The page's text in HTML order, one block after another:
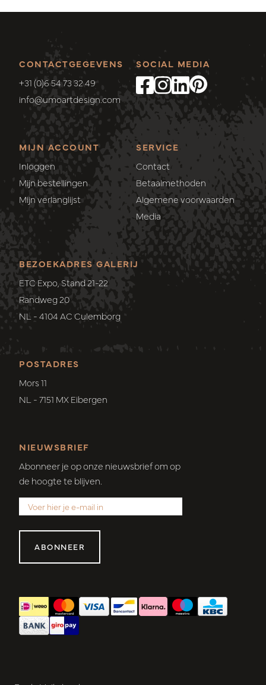
CONTACTGEGEVENS
+31 (0)6 54 73 32 49
info@umoartdesign.com
MIJN ACCOUNT
Inloggen
Mijn bestellingen
Mijn verlanglijst
SERVICE
Contact
Betaalmethoden
Algemene voorwaarden
Media
SOCIAL MEDIA
POSTADRES
Mors 11
NL - 7151 MX Eibergen
BEZOEKADRES GALERIJ
ETC Expo, Stand 21-22
Randweg 20
NL - 4104 AC Culemborg
NIEUWSBRIEF
Abonneer je op onze nieuwsbrief om op
de hoogte te blijven.
ABONNEER